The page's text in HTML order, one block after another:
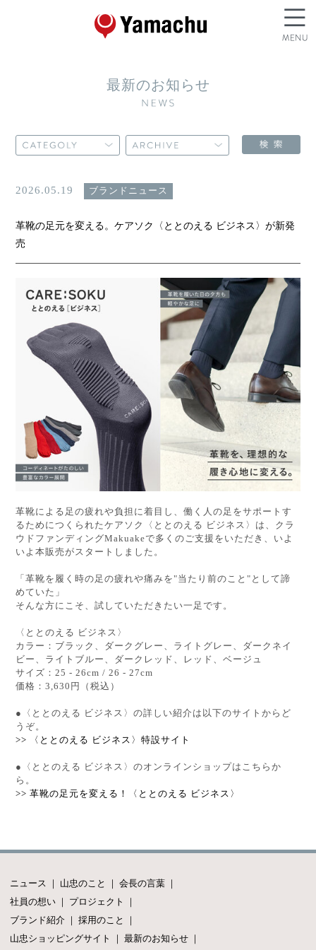
最新のお知らせ
2026.05.19 ブランドニュース
革靴の足元を変える。ケアソク〈ととのえる ビジネス〉が新発
売
革靴による足の疲れや負担に着目し、働く人の足をサポートす
るためにつくられたケアソク〈ととのえる ビジネス〉は、クラ
ウドファンディングMakuakeで多くのご支援をいただき、いよ
いよ本販売がスタートしました。
「革靴を履く時の足の疲れや痛みを "当たり前のこと " として諦
めていた」
そんな方にこそ、試していただきたい一足です。
〈ととのえる ビジネス〉
カラー：ブラック、ダークグレー、ライトグレー、ダークネイ
ビー、ライトブルー、ダークレッド、レッド、ベージュ
サイズ：25 - 26cm / 26 - 27cm
価格：3,630円（税込）
●〈ととのえる ビジネス〉の詳しい紹介は以下のサイトからど
うぞ。
>> 〈ととのえる ビジネス〉特設サイト
●〈ととのえる ビジネス〉のオンラインショップはこちらか
ら。
>>革靴の足元を変える！〈ととのえる ビジネス〉
ニュース ｜ 山忠のこと ｜会長の言葉 ｜
社員の想い ｜ プロジェクト
｜
ブランド紹介 ｜採用のこと
｜
山忠ショッピングサイト
｜最新のお知らせ ｜